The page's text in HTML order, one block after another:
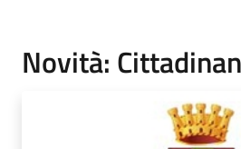
Novità: